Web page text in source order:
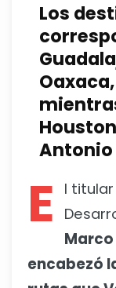
Los
Antonio
E
l
encabezó